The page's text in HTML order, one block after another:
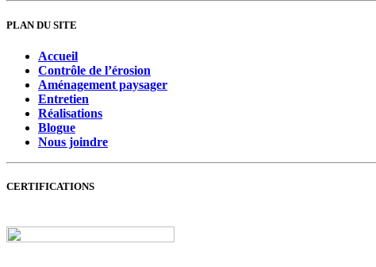
PLAN DU SITE
Accueil
Contrôle de l’érosion
Aménagement paysager
Entretien
Réalisations
Blogue
Nous joindre
CERTIFICATIONS